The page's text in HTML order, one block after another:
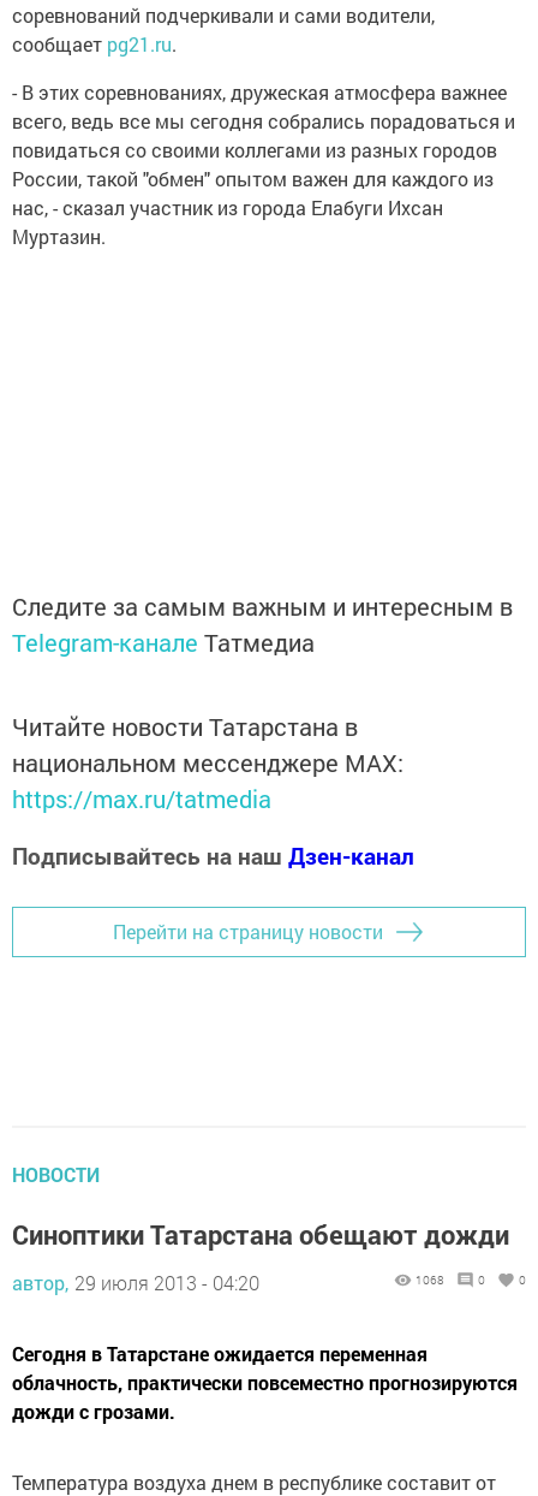
соревнований подчеркивали и сами водители,
сообщает pg21.ru.
- В этих соревнованиях, дружеская атмосфера важнее
всего, ведь все мы сегодня собрались порадоваться и
повидаться со своими коллегами из разных городов
России, такой "обмен" опытом важен для каждого из
нас, - сказал участник из города Елабуги Ихсан
Муртазин.
Следите за самым важным и интересным в
Telegram-канале Татмедиа
Читайте новости Татарстана в
национальном мессенджере MАХ:
https://max.ru/tatmedia
Подписывайтесь на наш Дзен-канал
Перейти на страницу новости
НОВОСТИ
Синоптики Татарстана обещают дожди
автор, 29 июля 2013 - 04:20 1068 0 0
Сегодня в Татарстане ожидается переменная
облачность, практически повсеместно прогнозируются
дожди с грозами.
Температура воздуха днем в республике составит от